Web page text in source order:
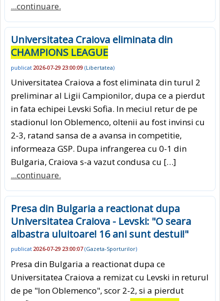
...continuare.
Universitatea Craiova eliminata din
CHAMPIONS LEAGUE
publicat 2026-07-29 23:00:09 (Libertatea)
Universitatea Craiova a fost eliminata din turul 2
preliminar al Ligii Campionilor, dupa ce a pierdut
in fata echipei Levski Sofia. In meciul retur de pe
stadionul Ion Oblemenco, oltenii au fost invinsi cu
2-3, ratand sansa de a avansa in competitie,
informeaza GSP. Dupa infrangerea cu 0-1 din
Bulgaria, Craiova s-a vazut condusa cu […]
...continuare.
Presa din Bulgaria a reactionat dupa
Universitatea Craiova - Levski: "O seara
albastra uluitoare! 16 ani sunt destui!"
publicat 2026-07-29 23:00:07(Gazeta-Sporturilor)
Presa din Bulgaria a reactionat dupa ce
Universitatea Craiova a remizat cu Levski in returul
de pe "Ion Oblemenco", scor 2-2, si a pierdut